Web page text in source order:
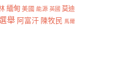
緬甸 美國 能源 英國 莫迪
舉 阿富汗 陳牧民 馬爾